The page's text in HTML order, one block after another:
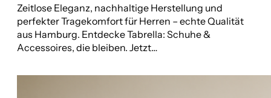
Zeitlose Eleganz, nachhaltige Herstellung und
perfekter Tragekomfort für Herren – echte Qualität
aus Hamburg. Entdecke Tabrella: Schuhe &
Accessoires, die bleiben. Jetzt…